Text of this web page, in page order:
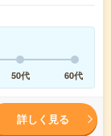
50代 60代
詳しく見る